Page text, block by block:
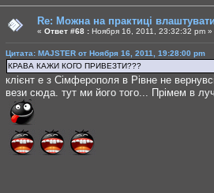
Re: Можна на практиці
« Ответ #68 : Ноября 16, 2011, 23:32:32 pm »
Цитата: MAJSTER от Ноября 16, 2011, 19:28:00 pm
КРАВА КАЖИ КОГО ПРИВЕЗТИ???
клієнт е з Сімферополя в Рівне не
вези сюда. тут ми його того... Прімем в